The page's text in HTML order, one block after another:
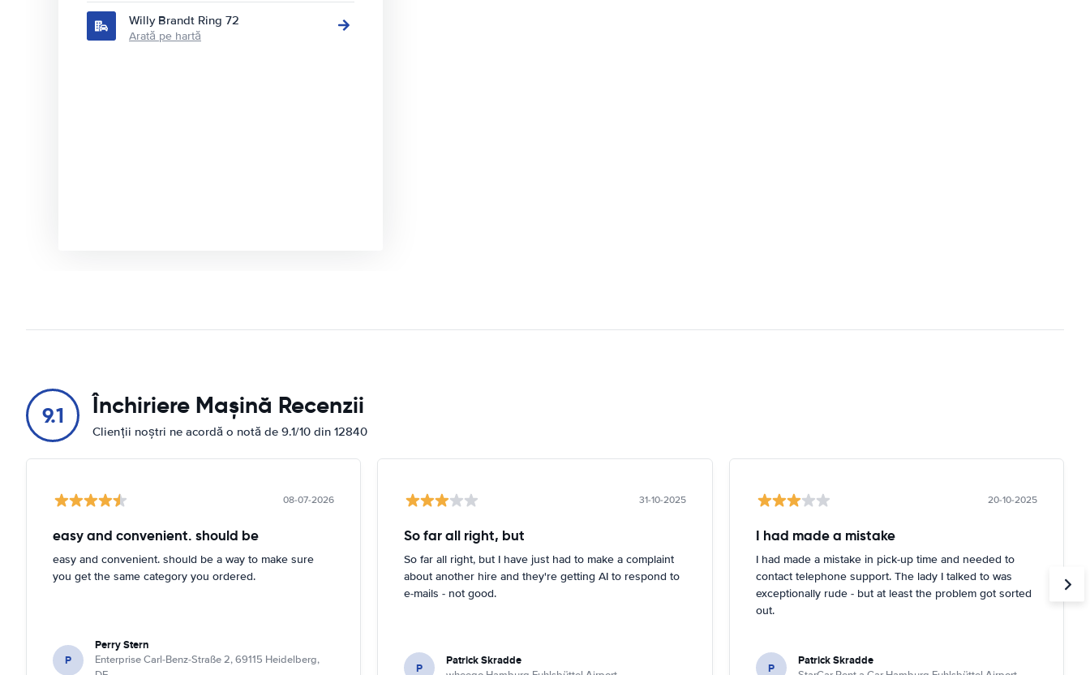
Willy Brandt Ring 72
Arată pe hartă
9.1 Închiriere Mașină Recenzii
Clienții noștri ne acordă o notă de 9.1/10 din 12840
08-07-2026
easy and convenient. should be
easy and convenient. should be a way to make sure
you get the same category you ordered.
P
Perry Stern
Enterprise Carl-Benz-Straße 2, 69115 Heidelberg,
31-10-2025
So far all right, but
So far all right, but I have just had to make a complaint
about another hire and they're getting AI to respond to
e-mails - not good.
P Patrick Skradde
20-10-2025
I had made a mistake
I had made a mistake in pick-up time and needed to
contact telephone support. The lady I talked to was
exceptionally rude - but at least the problem got sorted
out.
P Patrick Skradde